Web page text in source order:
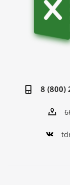
8 (800)